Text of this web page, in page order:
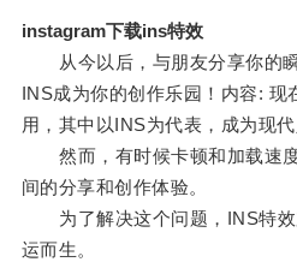
instagram下载ins特效
从今以后，与朋友分享你的瞬
INS成为你的创作乐园！内容: 现
用，其中以INS为代表，成为现
然而，有时候卡顿和加载速
间的分享和创作体验。
为了解决这个问题，INS特效
运而生。